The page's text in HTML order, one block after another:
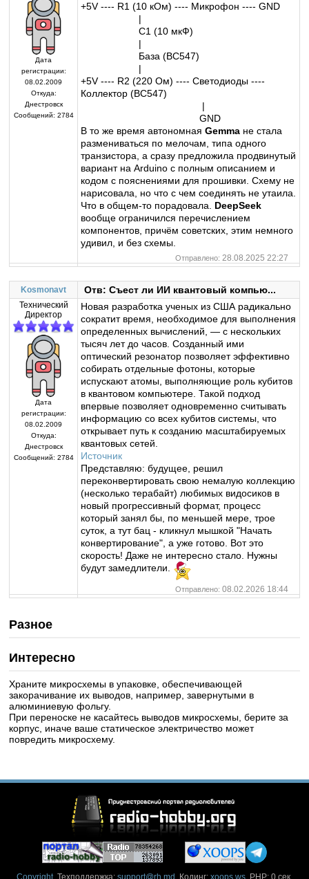
Дата
регистрации:
08.02.2009
Откуда:
Днестровск
Сообщений: 2784
+5V ---- R1 (10 кОм) ---- Микрофон ---- GND
|
C1 (10 мкФ)
|
База (BC547)
|
+5V ---- R2 (220 Ом) ---- Светодиоды ----
Коллектор (BC547)
|
GND
В то же время автономнаяGemma не стала
размениваться по мелочам, типа одного
транзистора, а сразу предложила продвинутый
вариант на Arduino с полным описанием и
кодом с пояснениями для прошивки. Схему не
нарисовала, но что с чем соединять не утаила.
Что в общем-то порадовала. DeepSeek
вообще ограничился перечислением
компонентов, причём советских, этим немного
удивил, и без схемы.
Отправлено: 28.08.2025 22:27
Kosmonavt Отв: Съест ли ИИ квантовый компью...
Технический
Директор
Дата
регистрации:
08.02.2009
Откуда:
Днестровск
Сообщений: 2784
Новая разработка ученых из США радикально
сократит время, необходимое для выполнения
определенных вычислений, — с нескольких
тысяч лет до часов. Созданный ими
оптический резонатор позволяет эффективно
собирать отдельные фотоны, которые
испускают атомы, выполняющие роль кубитов
в квантовом компьютере. Такой подход
впервые позволяет одновременно считывать
информацию со всех кубитов системы, что
открывает путь к созданию масштабируемых
квантовых сетей.
Источник
Представляю: будущее, решил
переконвертировать свою немалую коллекцию
(несколько терабайт) любимых видосиков в
новый прогрессивный формат, процесс
который занял бы, по меньшей мере, трое
суток, а тут бац - кликнул мышкой "Начать
конвертирование", а уже готово. Вот это
скорость! Даже не интересно стало. Нужны
будут замедлители.
Отправлено: 08.02.2026 18:44
Разное
Интересно
Храните микросхемы в упаковке, обеспечивающей
закорачивание их выводов, например, завернутыми в
алюминиевую фольгу.
При переноске не касайтесь выводов микросхемы, берите за
корпус, иначе ваше статическое электричество может
повредить микросхему.